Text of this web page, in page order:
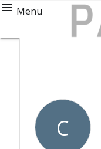
Menu
C